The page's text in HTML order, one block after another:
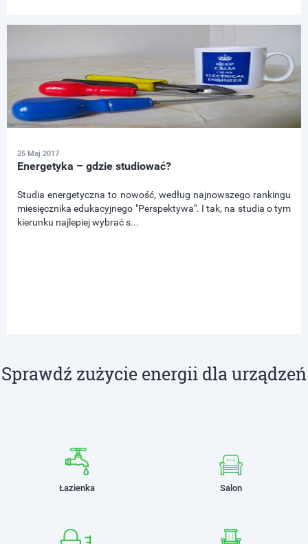
25 Maj 2017
Energetyka – gdzie studiować?
Studia energetyczna to nowość, według najnowszego rankingu
miesięcznika edukacyjnego "Perspektywa". I tak, na studia o tym
kierunku najlepiej wybrać s...
Sprawdź zużycie energii dla urządzeń
Łazienka Salon